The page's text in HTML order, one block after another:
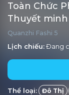
Toàn Chức
Thuyết minh
Quanzhi Fashi 5
Lịch chiếu:Đang
Thể loại: Đô Thị